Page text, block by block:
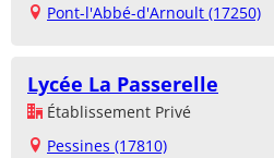
Pont-l'Abbé-d'Arnoult (17250)
Lycée La Passerelle
Établissement Privé
Pessines (17810)